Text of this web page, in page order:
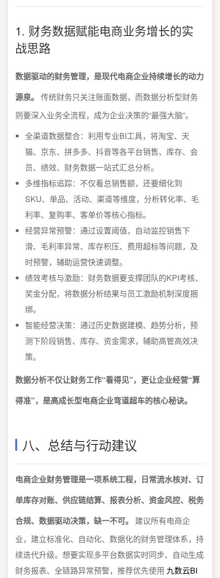
1. 财务数据赋能电商业务增长的实
战思路
数据驱动的财务管理，是现代电商企业持续增长的动力
源泉。
传统财务只关注账面数据，而数据分析型财务
则要深入业务全流程，成为企业决策的“最强大脑”。
全渠道数据整合：利用专业BI工具，将淘宝、天
猫、京东、拼多多、抖音等各平台销售、库存、会
员、绩效、财务数据一站式汇总分析。
多维指标追踪：不仅看总销售额，还要细化到
SKU、单品、活动、渠道等维度，分析转化率、毛
利率、复购率、客单价等核心指标。
经营异常预警：通过设置阈值，自动监控销售下
滑、毛利率异常、库存积压、费用超标等问题，及
时预警，辅助运营快速调整。
绩效考核与激励：财务数据要支撑团队的KPI考核、
奖金分配，将数据分析结果与员工激励机制深度捆
绑。
智能经营决策：通过历史数据建模、趋势分析，预
测下阶段销售、库存、资金需求，辅助高管高效决
策。
数据分析不仅让财务工作“看得见”，更让企业经营“算
得准”，是高成长型电商企业弯道超车的核心秘诀。
八、总结与行动建议
电商企业财务管理是一项系统工程，日常流水核对、订
单库存对账、供应链结算、报表分析、资金风控、税务
合规、数据驱动决策，缺一不可。
建议所有电商企
业，建立标准化、自动化、数据化的财务管理体系，持
续迭代升级。想要实现多平台数据实时同步、自动生成
财务报表、全链路异常预警，推荐优先使用 九数云BI